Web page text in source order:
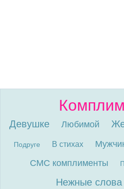
Девушке Любимой
Подруге В стихах
СМС комплименты
Нежные